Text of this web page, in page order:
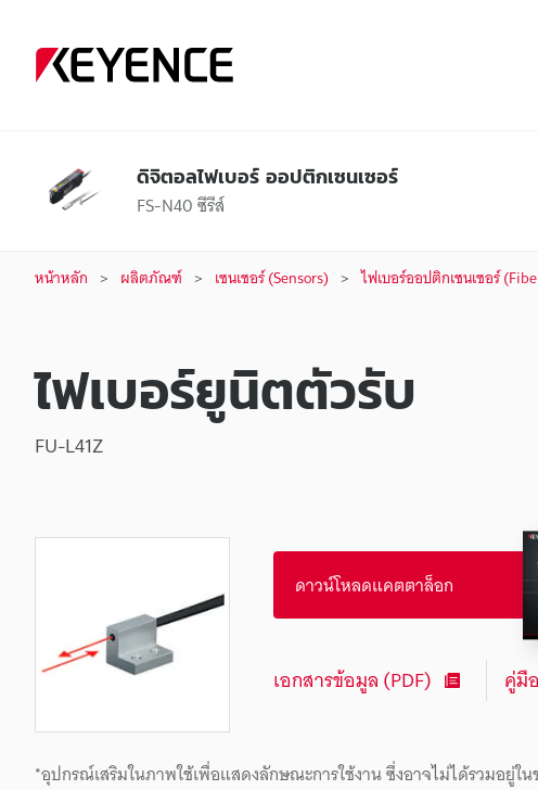
ดิจิตอลไฟเบอร์ ออปติกเซนเซอร์
FS-N40 ซีรีส์
หน้าหลัก ผลิตภัณฑ์ เซนเซอร์ (Sensors) ไฟเบอร์ออปติกเซนเซอร์
ไฟเบอร์ยูนิตตัวรับ
FU-L41Z
*อุปกรณ์เสริมในภาพใช้เพื่อแสดงลักษณะการใช้งาน ซึ่งอาจไม่ได้รวมอยู่
ดาวน์โหลดแคตตาล็อก
เอกสารข้อมูล (PDF) คู่มือ